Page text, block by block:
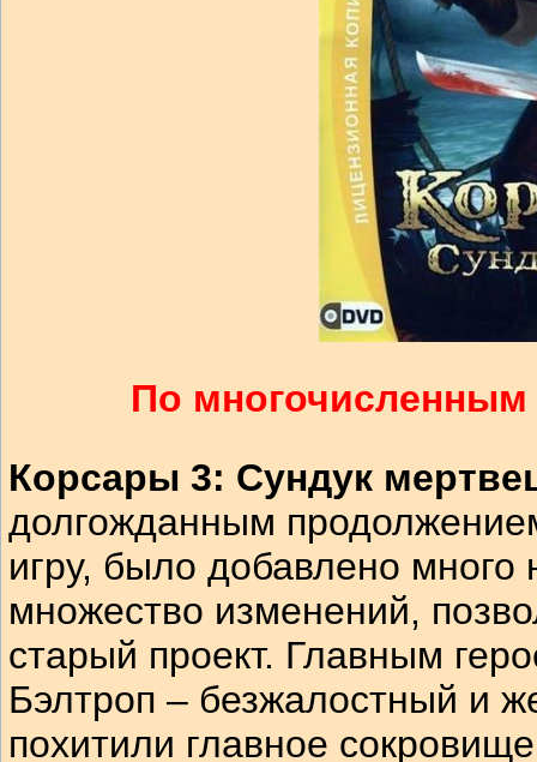
По многочисленным
Корсары 3: Сундук
долгожданным
игру, было добавлено
множество изменений,
старый проект. Главным
Бэлтроп – безжалостный и
похитили главное